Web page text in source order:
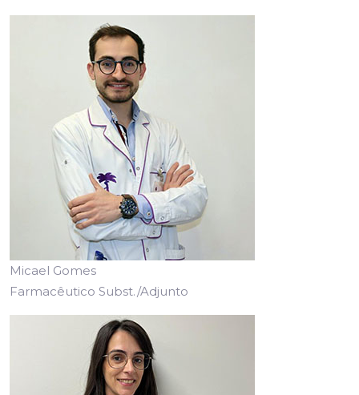
Micael Gomes
Farmacêutico Subst./Adjunto